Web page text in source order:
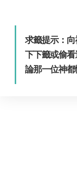
求籤提示：
下下籤或偷
論那一位神